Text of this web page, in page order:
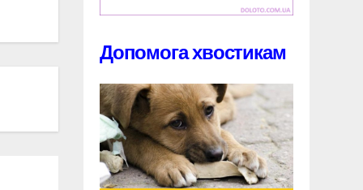
Допомога хвостикам